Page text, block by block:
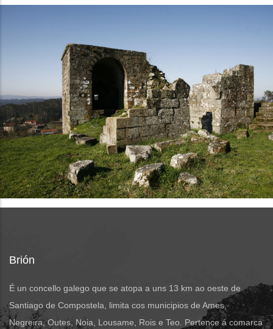
Brión
É un concello galego que se atopa a uns 13 km ao oeste de
Santiago de Compostela, limita cos municipios de Ames,
Negreira, Outes, Noia, Lousame, Rois e Teo. Pertence á comarca